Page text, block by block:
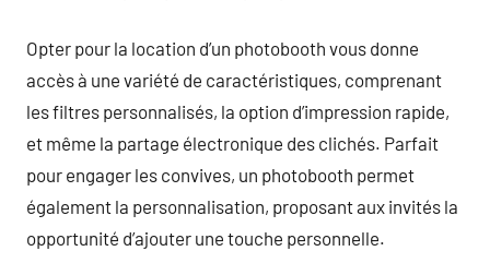
Opter pour la location d’un photobooth vous donne
accès à une variété de caractéristiques, comprenant
les filtres personnalisés, la option d’impression rapide,
et même la partage électronique des clichés. Parfait
pour engager les convives, un photobooth permet
également la personnalisation, proposant aux invités la
opportunité d’ajouter une touche personnelle.